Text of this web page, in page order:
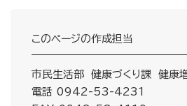
このページの作成担当
市民生活部 健康づくり課 健康
電話 0942-53-4231